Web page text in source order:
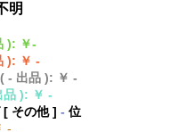
明
): ￥-
): ￥ -
( - 出品 ): ￥ -
品 ): ￥ -
[ その他]- 位
-